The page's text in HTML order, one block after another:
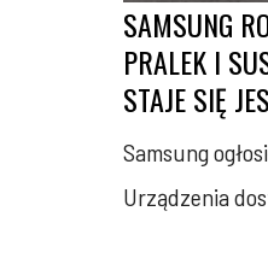
SAMSUNG
PRALEK I
STAJE SIĘ
Samsung
Urządzenia